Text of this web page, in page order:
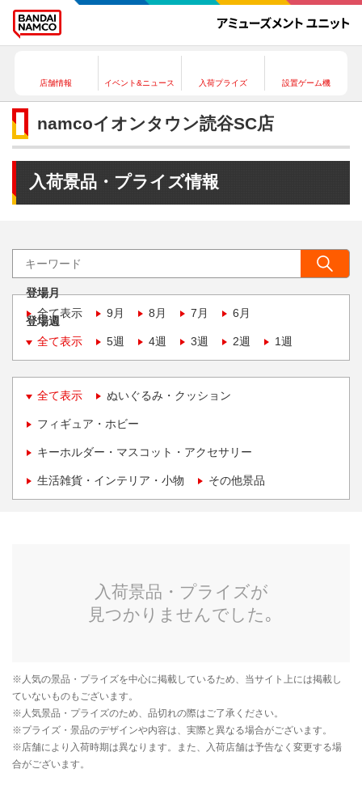
店舗情報 イベント&ニュース 入荷プライズ 設置ゲーム機
namcoイオンタウン読谷SC店
入荷景品・プライズ情報
登場月
全て表示
9月 8月 7月 6月
登場週
全て表示
5週 4週 3週 2週 1週
全て表示 ぬいぐるみ・クッション
フィギュア・ホビー
キーホルダー・マスコット・アクセサリー
生活雑貨・インテリア・小物 その他景品